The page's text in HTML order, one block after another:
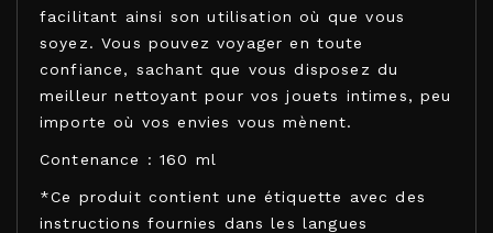
facilitant ainsi son utilisation où que vous
soyez. Vous pouvez voyager en toute
confiance, sachant que vous disposez du
meilleur nettoyant pour vos jouets intimes, peu
importe où vos envies vous mènent.
Contenance : 160 ml
*Ce produit contient une étiquette avec des
instructions fournies dans les langues